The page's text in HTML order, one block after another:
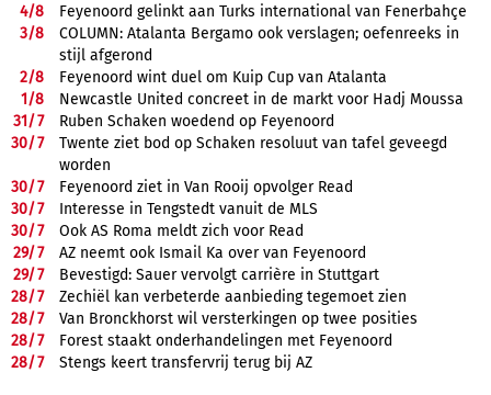
4/8
Feyenoord gelinkt aan Turks international van Fenerbahçe
3/8
COLUMN: Atalanta Bergamo ook verslagen; oefenreeks in
stijl afgerond
2/8
Feyenoord wint duel om Kuip Cup van Atalanta
1/8
Newcastle United concreet in de markt voor Hadj Moussa
31/7
Ruben Schaken woedend op Feyenoord
30/7
Twente ziet bod op Schaken resoluut van tafel geveegd
worden
30/7
Feyenoord ziet in Van Rooij opvolger Read
30/7
Interesse in Tengstedt vanuit de MLS
30/7
Ook AS Roma meldt zich voor Read
29/7
AZ neemt ook Ismail Ka over van Feyenoord
29/7
Bevestigd: Sauer vervolgt carrière in Stuttgart
28/7
Zechiël kan verbeterde aanbieding tegemoet zien
28/7
Van Bronckhorst wil versterkingen op twee posities
28/7
Forest staakt onderhandelingen met Feyenoord
28/7 Stengs keert transfervrij terug bij AZ